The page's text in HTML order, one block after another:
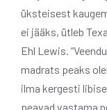
üksteisest
ei jääks, ütleb
Ehl Lewis.
madrats peaks
ilma kergesti
peavad vastama